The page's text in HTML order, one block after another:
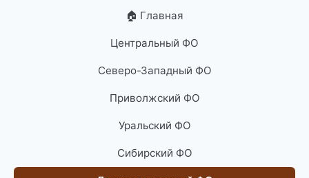
🏠 Главная
Центральный ФО
Северо-Западный ФО
Приволжский ФО
Уральский ФО
Сибирский ФО